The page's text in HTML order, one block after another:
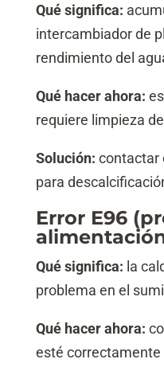
Qué significa:
intercambiador de
rendimiento del
Qué hacer ahora:
requiere limpieza
Solución: contactar
para
Error E96
Qué significa: la
problema en el
Qué hacer ahora:
esté correctamente